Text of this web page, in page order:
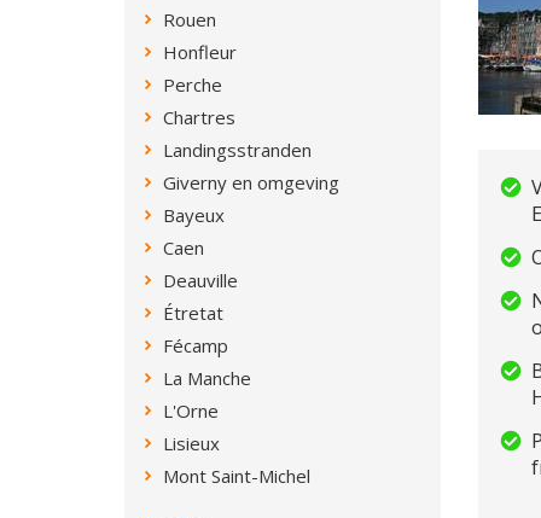
Rouen
Honfleur
Perche
Chartres
Landingsstranden
Giverny en omgeving
Bayeux
Caen
Deauville
Étretat
Fécamp
La Manche
L'Orne
Lisieux
Mont Saint-Michel